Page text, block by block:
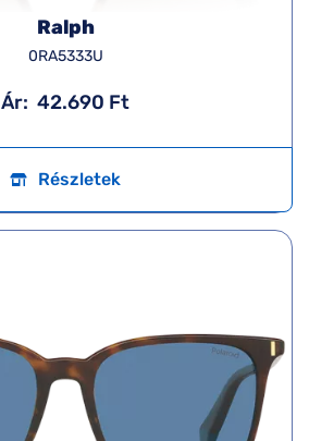
Ralph
0RA5333U
Ár: 42.690 Ft
Részletek